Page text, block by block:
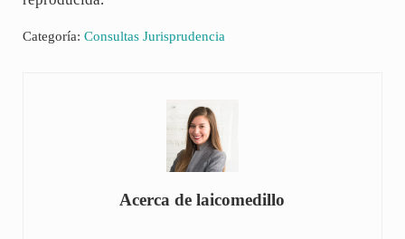
Categoría: Consultas Jurisprudencia
Acerca delaicomedillo